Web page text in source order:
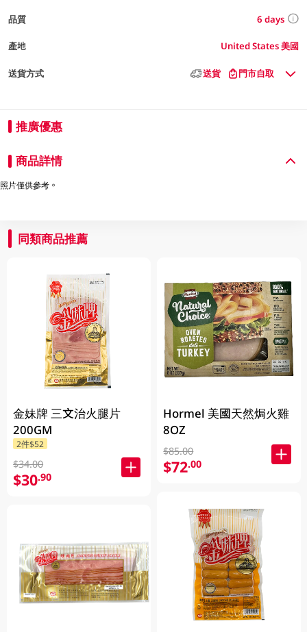
品質 6 days
產地 United States 美國
送貨方式 送貨 門市自取
推廣優惠
商品詳情
照片僅供參考。
同類商品推薦
金妹牌 三文治火腿片
200GM
2件$52
$34.00
$30.90
Hormel 美國天然焗火雞
8OZ
$85.00
$72.00